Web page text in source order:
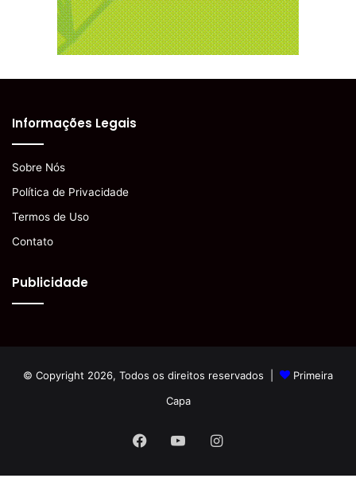
Informações Legais
Sobre Nós
Política de Privacidade
Termos de Uso
Contato
Publicidade
© Copyright 2026, Todos os direitos reservados |
Primeira
Capa
Facebook
YouTubeInstagram